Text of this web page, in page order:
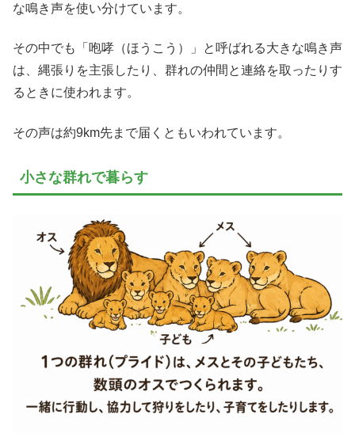
な鳴き声を使い分けています。
その中でも「咆哮（ほうこう）」と呼ばれる大きな鳴き声
は、縄張りを主張したり、群れの仲間と連絡を取ったりす
るときに使われます。
その声は約9km先まで届くともいわれています。
小さな群れで暮らす